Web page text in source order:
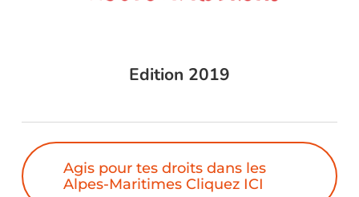
Edition 2019
Agis pour tes droits dans les
Alpes-Maritimes Cliquez ICI